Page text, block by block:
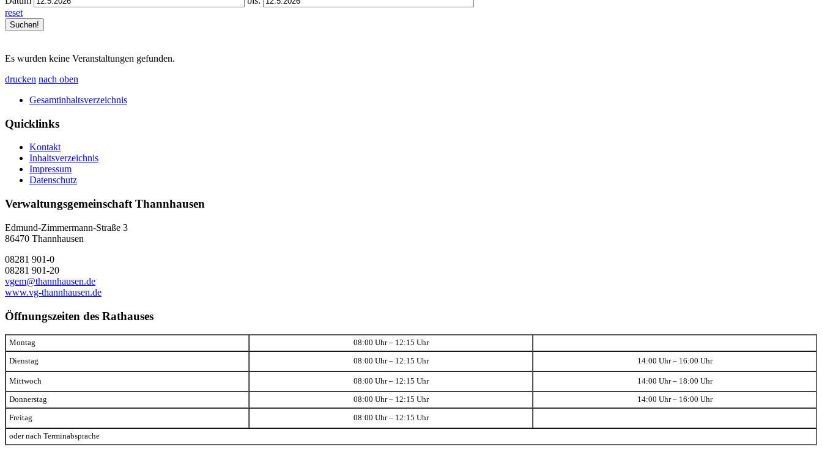
reset
Es wurden keine Veranstaltungen gefunden.
drucken nach oben
Gesamtinhaltsverzeichnis
Quicklinks
Kontakt
Inhaltsverzeichnis
Impressum
Datenschutz
Verwaltungsgemeinschaft Thannhausen
Edmund-Zimmermann-Straße 3
86470 Thannhausen
08281 901-0
08281 901-20
vgem@thannhausen.de
www.vg-thannhausen.de
Öffnungszeiten des Rathauses
Montag 08:00 Uhr – 12:15 Uhr
Dienstag 08:00 Uhr – 12:15 Uhr 14:00 Uhr – 16:00 Uhr
Mittwoch 08:00 Uhr – 12:15 Uhr 14:00 Uhr – 18:00 Uhr
Donnerstag 08:00 Uhr – 12:15 Uhr 14:00 Uhr – 16:00 Uhr
Freitag 08:00 Uhr – 12:15 Uhr
oder nach Terminabsprache